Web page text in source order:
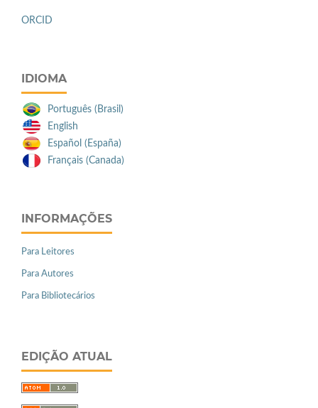
ORCID
IDIOMA
Português (Brasil)
English
Español (España)
Français (Canada)
INFORMAÇÕES
Para Leitores
Para Autores
Para Bibliotecários
EDIÇÃO ATUAL